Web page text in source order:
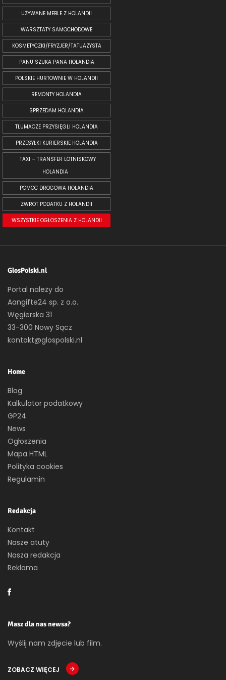
UŻYWANE MEBLE Z HOLANDII
WARSZTATY SAMOCHODOWE
KOSMETYCZKI/FRYZJER/TATUAŻYSTA
PANU SZUKA PANA HOLANDIA
POLSKIE HURTOWNIE W HOLANDII
REMONTY HOLANDIA
SPRZEDAM HOLANDIA
TŁUMACZE PRZYSIĘGLI HOLANDIA
PRZESYŁKI KURIERSKIE HOLANDIA
TAXI – TRANSFER LOTNISKOWY
HOLANDIA
POMOC DROGOWA HOLANDIA
ZWROT PODATKU Z HOLANDII
WSZYSTKIE OGŁOSZENIA Z HOLANDII
GlosPolski.nl
Portal należy do
Aangifte24 sp. z o.o.
Węgierska 31
33-300 Nowy Sącz
kontakt@glospolski.nl
Home
Blog
Kalkulator podatkowy
GP24
News
Ogłoszenia
Mapa HTML
Polityka cookies
Regulamin
Redakcja
Kontakt
Nasze atuty
Nasza redakcja
Reklama
Masz dla nas newsa?
Wyślij nam zdjęcie lub film.
ZOBACZ WIĘCEJ